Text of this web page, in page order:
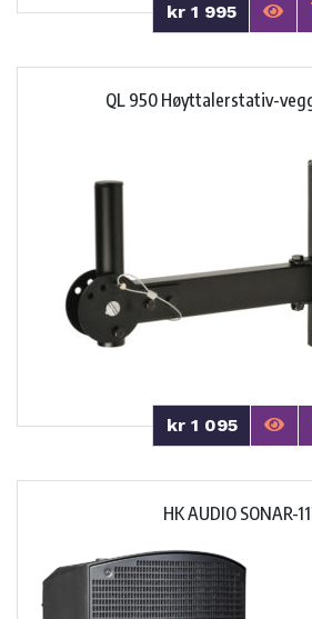
kr 1 995
QL 950 Høyttalerstativ-
kr 1 095
HK AUDIO SONAR-